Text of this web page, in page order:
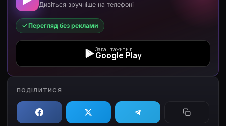
Дивіться зручніше на телефоні
Перегляд без реклами
Завантажити в
Google Play
ПОДІЛИТИСЯ